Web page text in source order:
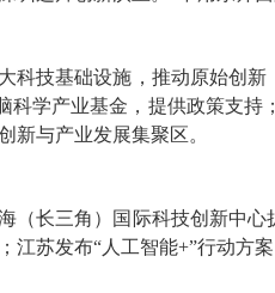
技基础设施，推动原始创新
科学产业基金，提供政策支
新与产业发展集聚区。
长三角）国际科技创新中心
江苏发布“人工智能+”行动